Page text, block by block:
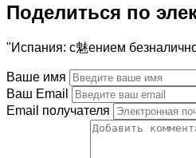
Поделиться по
"Испания: с魅ением
Ваше имя
Ваш Email
Email получателя